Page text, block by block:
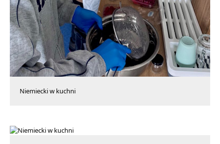
Niemiecki w kuchni